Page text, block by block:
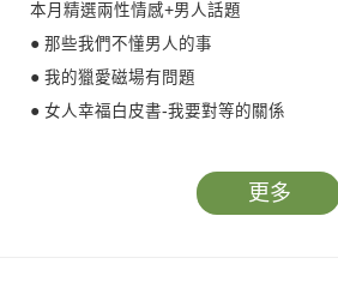
本月精選兩性情感+男人話題
● 那些我們不懂男人的事
● 我的獵愛磁場有問題
● 女人幸福白皮書-我要對等的關係
更多